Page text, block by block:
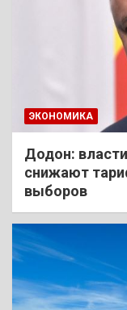
ЭКОНОМИКА
Додон:
снижают
выборов